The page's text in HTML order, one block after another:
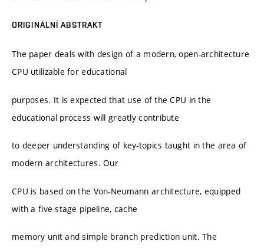
ORIGINÁLNÍ ABSTRAKT
The paper deals with design of a modern, open-architecture
CPU utilizable for educational
purposes. It is expected that use of the CPU in the
educational process will greatly contribute
to deeper understanding of key-topics taught in the area of
modern architectures. Our
CPU is based on the Von-Neumann architecture, equipped
with a five-stage pipeline, cache
memory unit and simple branch prediction unit. The